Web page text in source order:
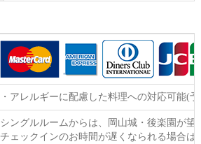
・アレルギーに配慮した料理への対応可能(
シングルルームからは、岡山城・後楽園が望
チェックインのお時間が遅くなられる場合は